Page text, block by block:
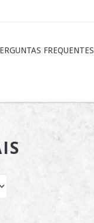
FREQUENTES